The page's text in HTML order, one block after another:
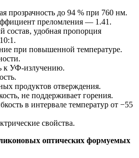
прозрачность до 94 % при 760 нм.
преломления — 1.41.
состав, удобная пропорция
при повышенной температуре.
к УФ-излучению.
продуктов отверждения.
не поддерживает горения.
в интервале температур от −55
свойства.
оптических формуемых